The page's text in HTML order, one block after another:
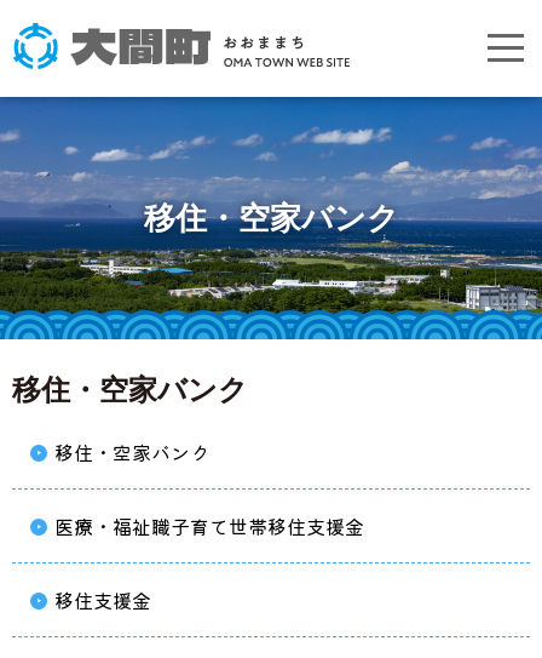
移住・空家バンク
移住・空家バンク
移住・空家バンク
医療・福祉職子育て世帯移住支援金
移住支援金